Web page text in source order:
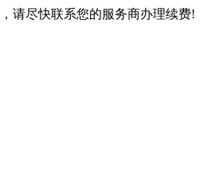
请尽快联系您的服务商办理续费!